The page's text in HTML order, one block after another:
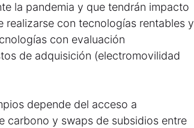
la pandemia y que tendrán impacto
realizarse con tecnologías rentables y
con evaluación
de adquisición (electromovilidad
depende del acceso a
carbono y swaps de subsidios entre